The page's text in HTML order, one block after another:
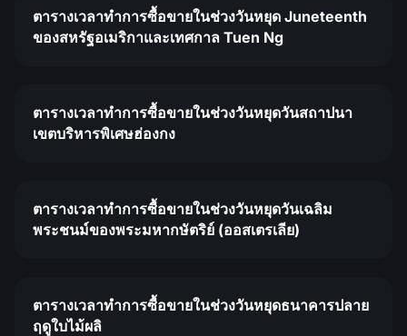
ตารางเวลาทำการซื้อขายในช่วงวันหยุด Juneteenth
ของสหรัฐอเมริกาและเทศกาล Tuen Ng
ตารางเวลาทำการซื้อขายในช่วงวันหยุดวันสถาปนา
เขตบริหารพิเศษฮ่องกง
ตารางเวลาทำการซื้อขายในช่วงวันหยุดวันเฉลิม
พระชนม์ของพระมหากษัตริย์ (ออสเตรเลีย)
ตารางเวลาทำการซื้อขายในช่วงวันหยุดธนาคารปลาย
ฤดูใบไม้ผลิ